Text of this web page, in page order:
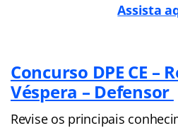
Assista
Concurso DPE CE –
Véspera – Defensor
Revise os principais